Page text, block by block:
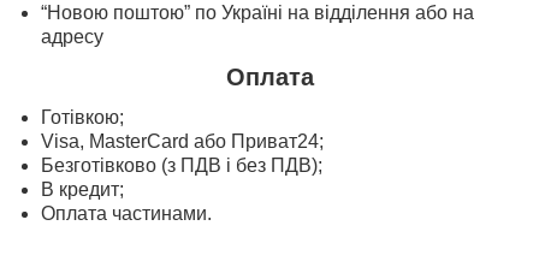
“Новою поштою” по Україні на відділення або на
адресу
Оплата
Готівкою;
Visa, MasterСard або Приват24;
Безготівково (з ПДВ і без ПДВ);
В кредит;
Оплата частинами.